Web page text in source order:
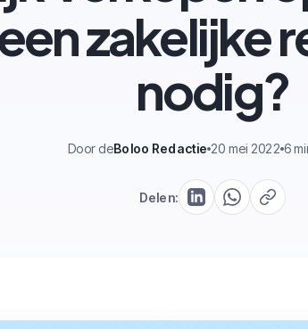
zakelijke
nodig?
Door deBoloo Redactie 20 mei 2022 6
Delen: